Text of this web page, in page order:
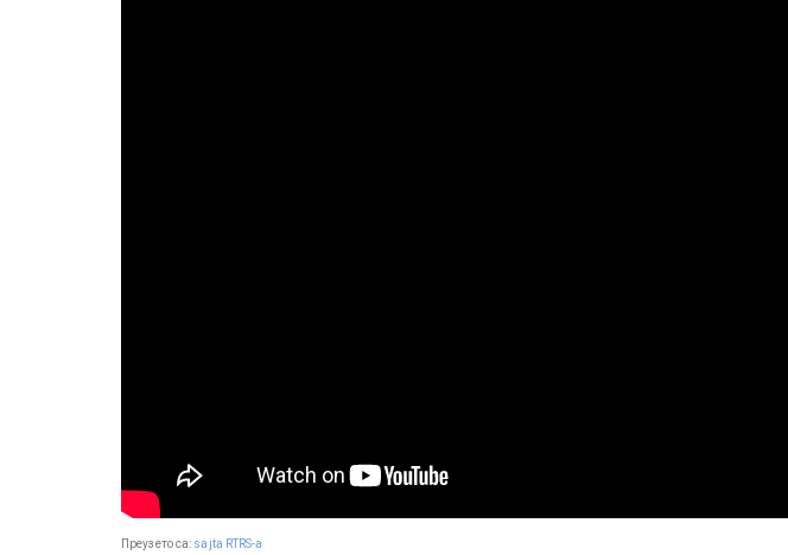
Преузето са: sajta RTRS-a